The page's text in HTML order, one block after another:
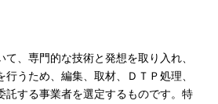
、専門的な技術と発想を取り入れ、
うため、編集、取材、ＤＴＰ処理、
託する事業者を選定するものです。特